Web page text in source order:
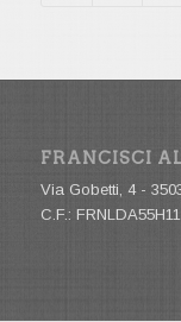
FRANCISCI
Via Gobetti, 4 -
C.F.: